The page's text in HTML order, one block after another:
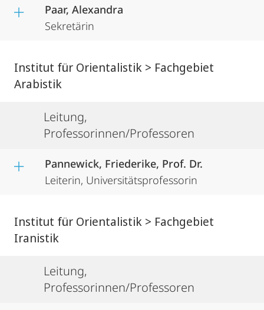
Paar, Alexandra
Sekretärin
Institut für Orientalistik > Fachgebiet
Arabistik
Leitung,
Professorinnen/Professoren
Pannewick, Friederike, Prof. Dr.
Leiterin, Universitätsprofessorin
Institut für Orientalistik > Fachgebiet
Iranistik
Leitung,
Professorinnen/Professoren